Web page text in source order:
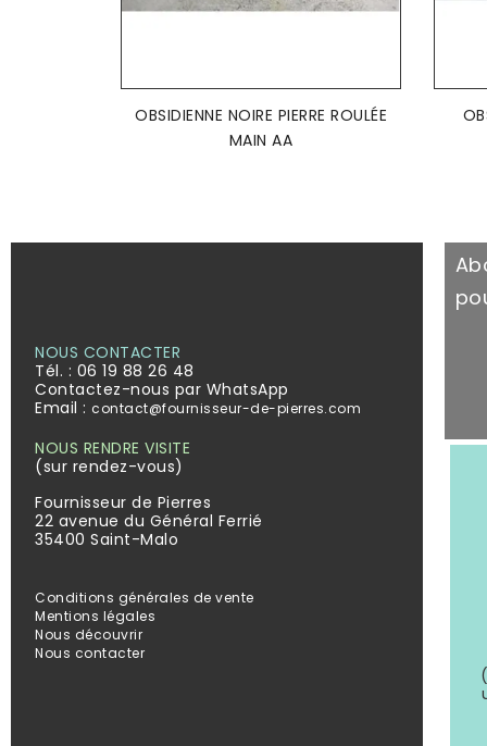
OBSIDIENNE NOIRE PIERRE ROULÉE
MAIN AA
NOUS CONTACTER
Tél. : 06 19 88 26 48
Contactez-nous par WhatsApp
Email : contact@fournisseur-de-pierres.com
NOUS RENDRE VISITE
(sur rendez-vous)
Fournisseur de Pierres
22 avenue du Général Ferrié
35400 Saint-Malo
Conditions générales de vente
Mentions légales
Nous découvrir
Nous contacter